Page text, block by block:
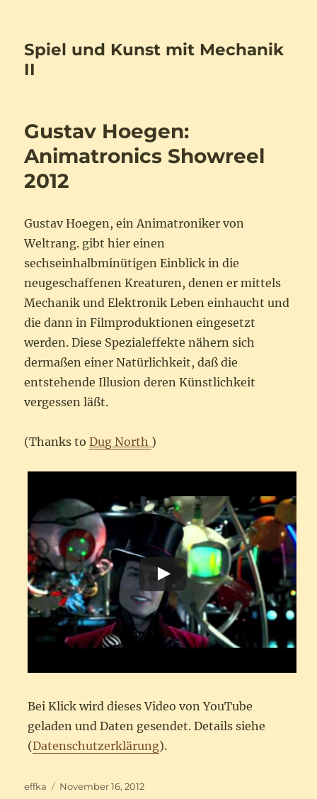
Spiel und Kunst mit Mechanik
II
Gustav Hoegen:
Animatronics Showreel
2012
Gustav Hoegen, ein Animatroniker von
Weltrang. gibt hier einen
sechseinhalbminütigen Einblick in die
neugeschaffenen Kreaturen, denen er mittels
Mechanik und Elektronik Leben einhaucht und
die dann in Filmproduktionen eingesetzt
werden. Diese Spezialeffekte nähern sich
dermaßen einer Natürlichkeit, daß die
entstehende Illusion deren Künstlichkeit
vergessen läßt.
(Thanks toDug North )
Bei Klick wird dieses Video von YouTube
geladen und Daten gesendet. Details siehe
(Datenschutzerklärung).
Autor
effka
Veröffentlicht
November 16, 2012